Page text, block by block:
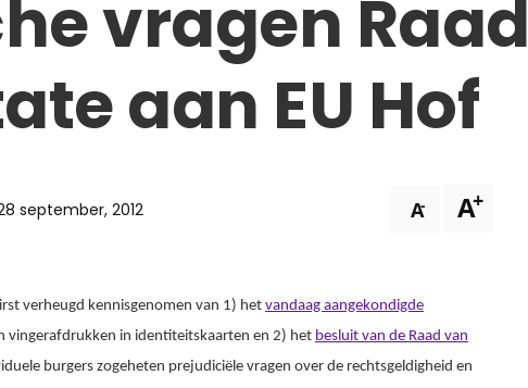
vragen Raad
aan EU Hof
september, 2012 A- A+
verheugd kennisgenomen van 1) hetvandaag aangekondigde
vingerafdrukken in identiteitskaarten en 2) het besluit van de Raad van
burgers zogeheten prejudiciële vragen over de rechtsgeldigheid en